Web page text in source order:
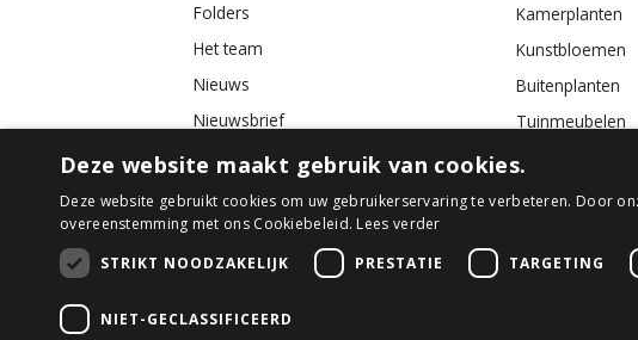
Folders
Het team
Nieuws
Nieuwsbrief
Tuincafé
Vacatures
Algemene voorwaarden
Kamerplanten
Kunstbloemen
Buitenplanten
Tuinmeubelen
Deze website maakt gebruik van cookies.
Deze website gebruikt cookies om uw gebruikerservaring te verbeteren. Door
overeenstemming met ons Cookiebeleid. Lees verder
STRIKT NOODZAKELIJK
PRESTATIE TARGETING
NIET-GECLASSIFICEERD